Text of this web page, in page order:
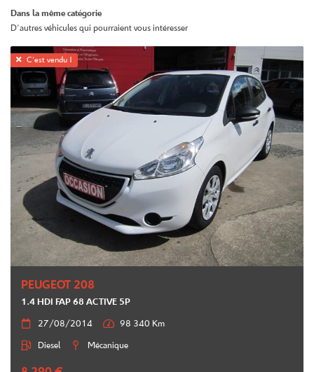
Dans la même catégorie
D'autres véhicules qui pourraient vous intéresser
 C'est vendu !
PEUGEOT 208
1.4 HDI FAP 68 ACTIVE 5P
 27/08/2014  98 340 Km
 Diesel  Mécanique